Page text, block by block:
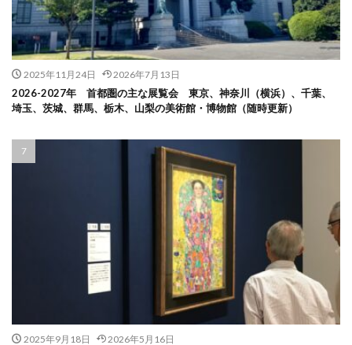
2025年11月24日 2026年7月13日
2026-2027年 首都圏の主な展覧会 東京、神奈川（横浜）、千葉、
埼玉、茨城、群馬、栃木、山梨の美術館・博物館（随時更新）
2025年9月18日 2026年5月16日